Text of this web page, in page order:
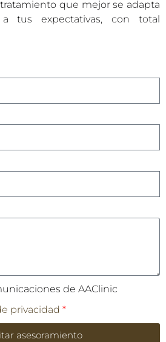
que mejor se adapta
tus expectativas, con total
de AAClinic
privacidad *
asesoramiento